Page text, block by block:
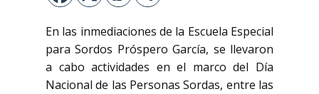
En las inmediaciones de la Escuela Especial
para Sordos Próspero García, se llevaron
a cabo actividades en el marco del Día
Nacional de las Personas Sordas, entre las